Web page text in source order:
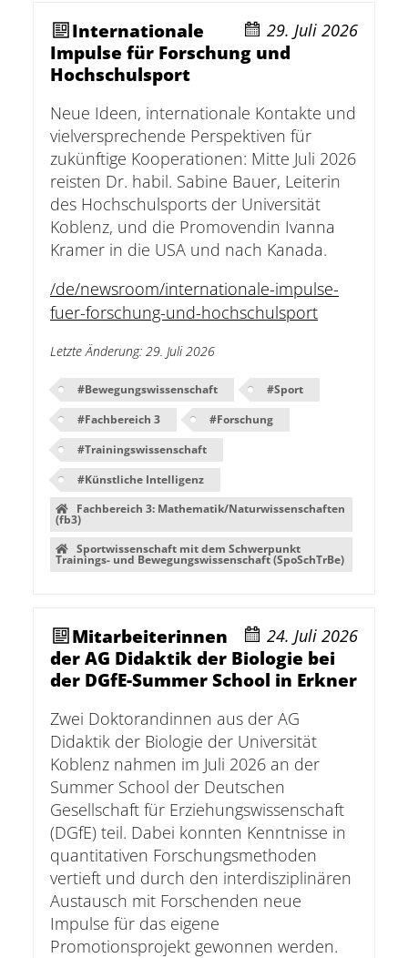
29. Juli 2026
Internationale
Impulse für Forschung und
Hochschulsport
Neue Ideen, internationale Kontakte und
vielversprechende Perspektiven für
zukünftige Kooperationen: Mitte Juli 2026
reisten Dr. habil. Sabine Bauer, Leiterin
des Hochschulsports der Universität
Koblenz, und die Promovendin Ivanna
Kramer in die USA und nach Kanada.
/de/newsroom/internationale-impulse-
fuer-forschung-und-hochschulsport
Letzte Änderung: 29. Juli 2026
#Bewegungswissenschaft #Sport
#Fachbereich 3 #Forschung
#Trainingswissenschaft
#Künstliche Intelligenz
Fachbereich 3: Mathematik/Naturwissenschaften
(fb3)
Sportwissenschaft mit dem Schwerpunkt
Trainings- und Bewegungswissenschaft (SpoSchTrBe)
24. Juli 2026
Mitarbeiterinnen
der AG Didaktik der Biologie bei
der DGfE-Summer School in Erkner
Zwei Doktorandinnen aus der AG
Didaktik der Biologie der Universität
Koblenz nahmen im Juli 2026 an der
Summer School der Deutschen
Gesellschaft für Erziehungswissenschaft
(DGfE) teil. Dabei konnten Kenntnisse in
quantitativen Forschungsmethoden
vertieft und durch den interdisziplinären
Austausch mit Forschenden neue
Impulse für das eigene
Promotionsprojekt gewonnen werden.
mark
key
the
keyboard
shortcuts
for
changing
dates.
mark
key
get
the
keyboard
shortcuts
for
changing
dates.